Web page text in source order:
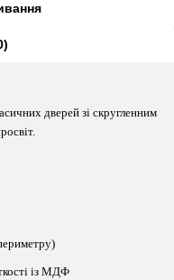
дверей зі скругленним
із МДФ